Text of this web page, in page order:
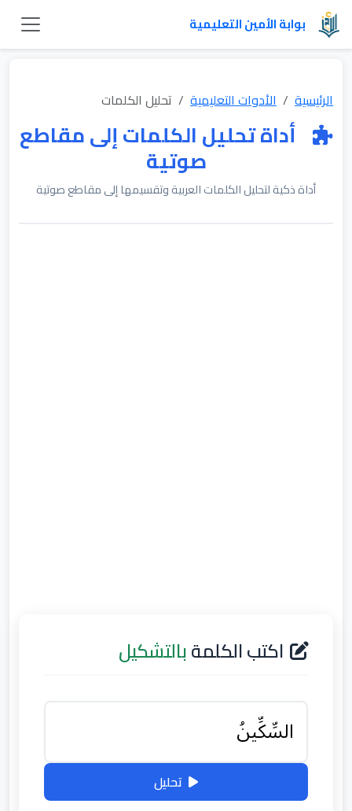
بوابة الأمين التعليمية
الرئيسية الأدوات التعليمية تحليل الكلمات
أداة تحليل الكلمات إلى مقاطع
صوتية
أداة ذكية لتحليل الكلمات العربية وتقسيمها إلى مقاطع صوتية
اكتب الكلمةبالتشكيل
تحليل